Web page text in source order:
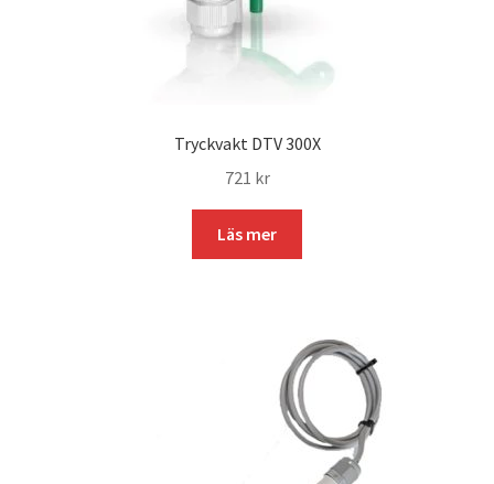
Tryckvakt DTV 300X
721 kr
Läs mer